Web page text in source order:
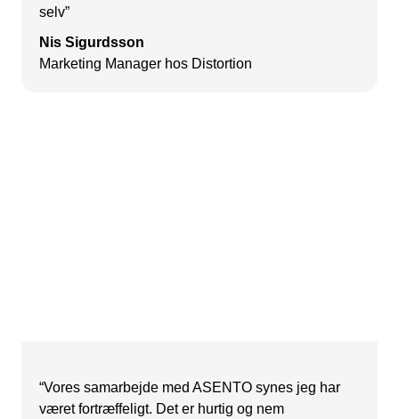
selv”
Nis Sigurdsson
Marketing Manager hos Distortion
“Vores samarbejde med ASENTO synes jeg har
været fortræffeligt. Det er hurtig og nem